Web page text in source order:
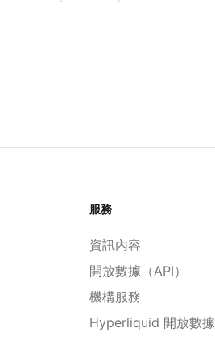
服務
資訊內容
開放數據（API）
機構服務
Hyperliquid 開放數據